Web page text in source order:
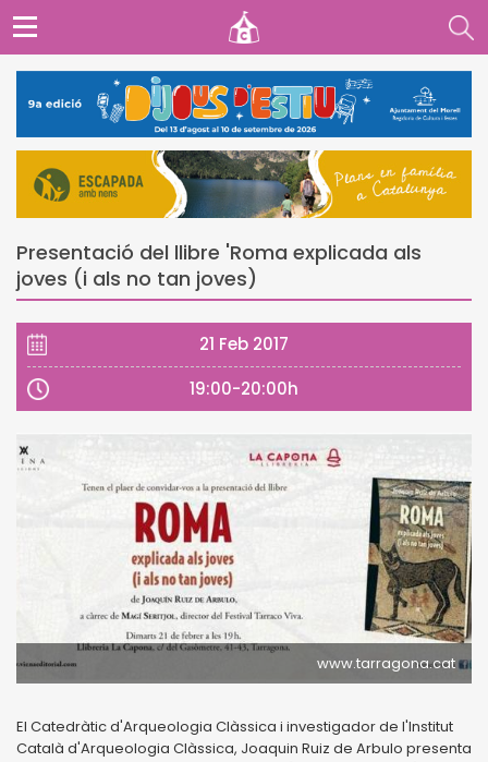
Presentació del llibre 'Roma explicada als
joves (i als no tan joves)
21 Feb 2017
19:00-20:00h
www.tarragona.cat
El Catedràtic d'Arqueologia Clàssica i investigador de l'Institut
Català d'Arqueologia Clàssica, Joaquin Ruiz de Arbulo presenta